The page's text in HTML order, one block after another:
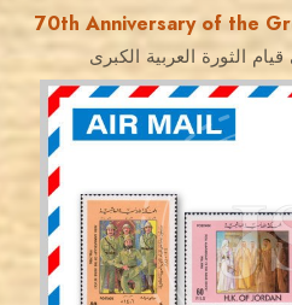
70th Anniversary of the
الثورة العربية الكبرى